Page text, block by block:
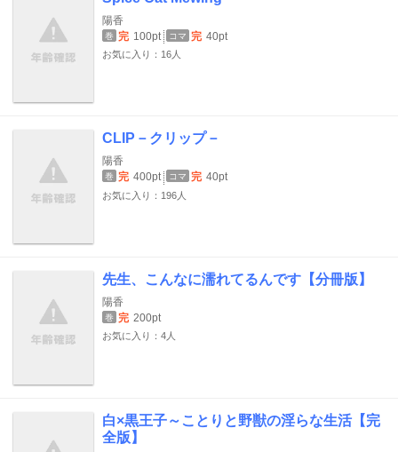
陽香
巻 完 100pt コマ 完 40pt
お気に入り：16人
CLIP－クリップ－
陽香
巻 完 400pt コマ 完 40pt
お気に入り：196人
先生、こんなに濡れてるんです【分冊版】
陽香
巻 完 200pt
お気に入り：4人
白×黒王子～ことりと野獣の淫らな生活【完
全版】